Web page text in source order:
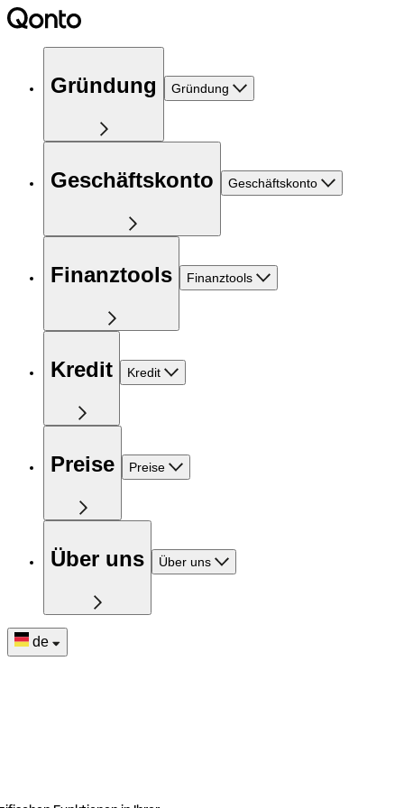
Gründung Gründung
Geschäftskonto Geschäftskonto
Finanztools Finanztools
Kredit Kredit
Preise Preise
Über uns Über uns
de